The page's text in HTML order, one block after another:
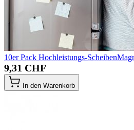
10er Pack Hochleistungs-
9,31 CHF
In den Warenkorb